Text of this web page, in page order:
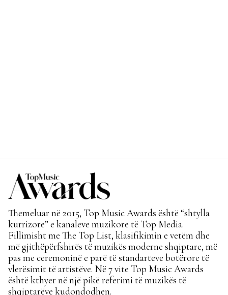
Themeluar në 2015, Top Music Awards është “shtylla
kurrizore” e kanaleve muzikore të Top Media.
Fillimisht me The Top List, klasifikimin e vetëm dhe
më gjithëpërfshirës të muzikës moderne shqiptare, më
pas me ceremoninë e parë të standarteve botërore të
vlerësimit të artistëve. Në 7 vite Top Music Awards
është kthyer në një pikë referimi të muzikës të
shqiptarëve kudondodhen.